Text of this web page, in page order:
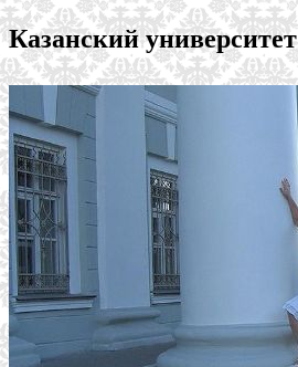
Казанский университет